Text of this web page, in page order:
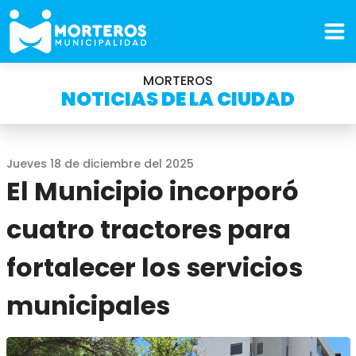
MORTEROS
NOTICIAS DE LA CIUDAD
Jueves 18 de diciembre del 2025
El Municipio incorporó
cuatro tractores para
fortalecer los servicios
municipales